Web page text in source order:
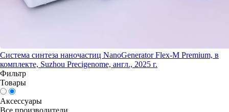
Система синтеза наночастиц NanoGenerator Flex-M Premium, в
комплекте, Suzhou Precigenome, англ., 2025 г.
Фильтр
Товары
Аксессуары
Все производители